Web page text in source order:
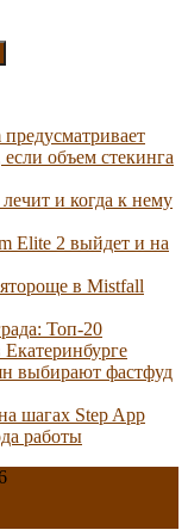
объем стекинга
и когда к нему
Elite 2 выйдет и на
в Mistfall
Топ-20
выбирают фастфуд
шагах Step App
работы